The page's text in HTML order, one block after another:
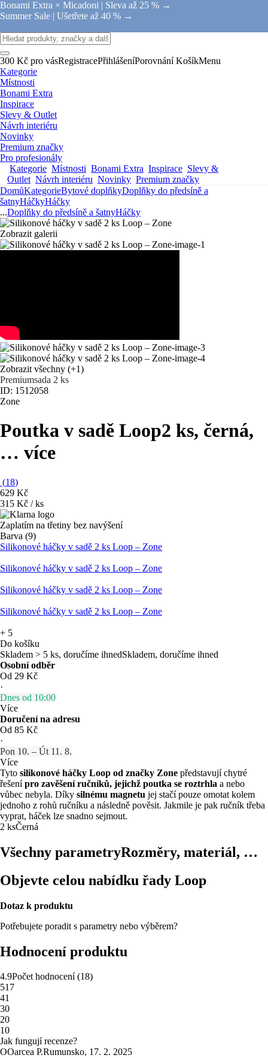
Bonami Extra × Micadoni | Sleva až 25 % →
Summer Sale | Ušetřete až 40 % →
300 Kč pro vásRegistracePřihlášeníPorovnání KošíkMenu
Kategorie
Místnosti
Bonami Extra
Inspirace
Slevy & Outlet
Návrh interiéru
Novinky
Premium značky
Pro profesionály
Kategorie Místnosti Bonami Extra Inspirace Slevy &
Outlet Návrh interiéru Novinky Premium značky
DomůKategorieBytové doplňkyDoplňky do předsíně a
šatnyHáčkyHáčky
...Doplňky do předsíně a šatnyHáčky
Zobrazit galerii
Zobrazit všechny (+1)
Premiumsada 2 ks
ID: 1512058
Zone
Poutka v sadě Loop2 ks, černá,
… více
(18)
629 Kč
315 Kč / ks
Zaplatím na třetiny bez navýšení
Barva (9)
Silikonové háčky v sadě 2 ks Loop – Zone
Silikonové háčky v sadě 2 ks Loop – Zone
Silikonové háčky v sadě 2 ks Loop – Zone
Silikonové háčky v sadě 2 ks Loop – Zone
+ 5
Do košíku
Skladem > 5 ks, doručíme ihnedSkladem, doručíme ihned
Osobní odběr
Od 29 Kč
·
Dnes od 10:00
Více
Doručení na adresu
Od 85 Kč
·
Pon 10. – Út 11. 8.
Více
Tyto silikonové háčky Loop od značky Zone představují chytré
řešenípro zavěšení ručníků, jejichž poutka se roztrhla a nebo
vůbec nebyla. Díky silnému magnetu jej stačí pouze omotat kolem
jednoho z rohů ručníku a následně pověsit. Jakmile je pak ručník třeba
vyprat, háček lze snadno sejmout.
2 ksČerná
Všechny parametryRozměry, materiál, …
Objevte celou nabídku řady Loop
Dotaz k produktu
Potřebujete poradit s parametry nebo výběrem?
Hodnocení produktu
4.9Počet hodnocení(18)
517
41
30
20
10
Jak fungují recenze?
OOarcea P.Rumunsko, 17. 2. 2025